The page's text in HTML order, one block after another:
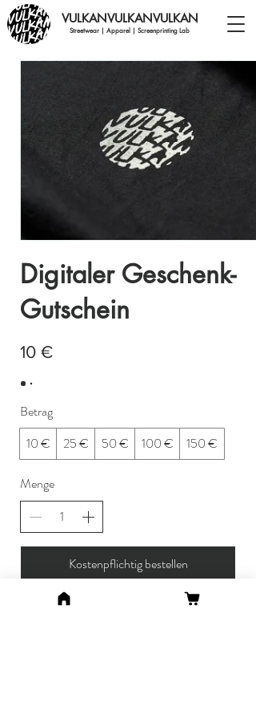
VULKANVULKANVULKAN
Streetwear | Apparel | Screenprinting Lab
Digitaler Geschenk-
Gutschein
10 €
Betrag
10 €
25 € 50 € 100 € 150 €
Menge
Kostenpflichtig bestellen